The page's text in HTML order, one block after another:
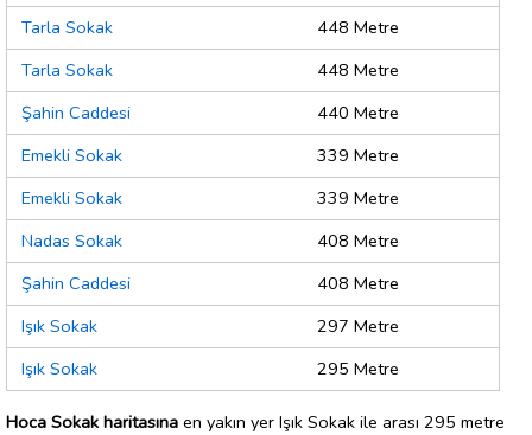
Tarla Sokak
448 Metre
Tarla Sokak
448 Metre
Şahin Caddesi
440 Metre
Emekli Sokak
339 Metre
Emekli Sokak
339 Metre
Nadas Sokak
408 Metre
Şahin Caddesi
408 Metre
Işık Sokak
297 Metre
Işık Sokak
295 Metre
Hoca Sokak haritasına en yakın yer Işık Sokak ile arası 295 metre